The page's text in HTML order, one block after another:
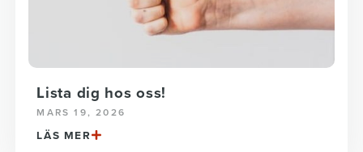
Lista dig hos oss!
MARS 19, 2026
LÄS MER